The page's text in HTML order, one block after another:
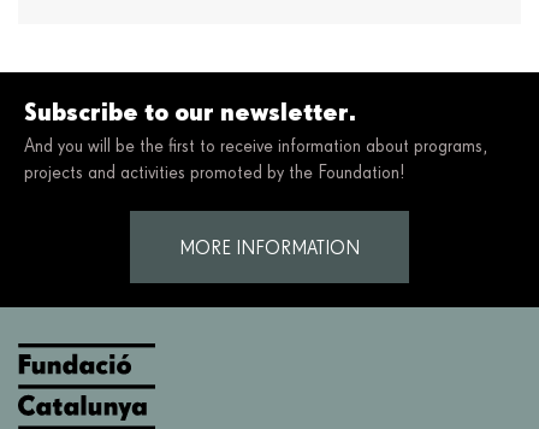
Subscribe to our newsletter.
And you will be the first to receive information about programs,
projects and activities promoted by the Foundation!
MORE INFORMATION